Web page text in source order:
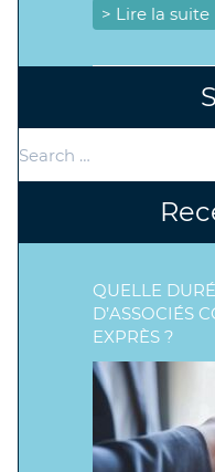
> Lire la suite
for:
QUELLE
D’ASSOCIÉS
EXPRÈS ?